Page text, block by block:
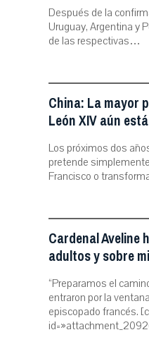
Después de la
Uruguay, Argentina y
de las respectivas…
China: La mayor
León XIV aún
Los próximos dos
pretende
Francisco o
Cardenal Aveline
adultos y sobre
“Preparamos el
entraron por la
episcopado francés.